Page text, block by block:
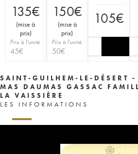
135€
(mise à
prix)
Prix à l'unité
45€
150€
(mise à
prix)
Prix à l'unité
50€
105€
SAINT-GUILHEM-LE-DÉSERT
MAS DAUMAS GASSAC
LA VAISSIÈRE
LES INFORMATIONS